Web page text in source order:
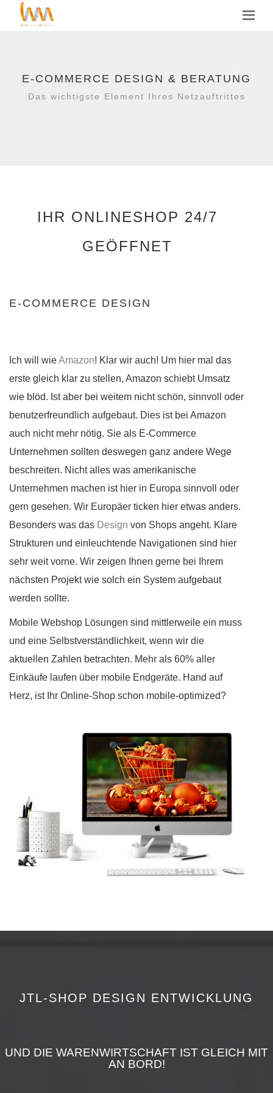
E-COMMERCE DESIGN & BERATUNG
Das wichtigste Element Ihres Netzauftrittes
IHR ONLINESHOP 24/7
GEÖFFNET
E-COMMERCE DESIGN
Ich will wieAmazon! Klar wir auch! Um hier mal das
erste gleich klar zu stellen, Amazon schiebt Umsatz
wie blöd. Ist aber bei weitem nicht schön, sinnvoll oder
benutzerfreundlich aufgebaut. Dies ist bei Amazon
auch nicht mehr nötig. Sie als E-Commerce
Unternehmen sollten deswegen ganz andere Wege
beschreiten. Nicht alles was amerikanische
Unternehmen machen ist hier in Europa sinnvoll oder
gern gesehen. Wir Europäer ticken hier etwas anders.
Besonders was das Design von Shops angeht. Klare
Strukturen und einleuchtende Navigationen sind hier
sehr weit vorne. Wir zeigen Ihnen gerne bei Ihrem
nächsten Projekt wie solch ein System aufgebaut
werden sollte.
Mobile Webshop Lösungen sind mittlerweile ein muss
und eine Selbstverständlichkeit, wenn wir die
aktuellen Zahlen betrachten. Mehr als 60% aller
Einkäufe laufen über mobile Endgeräte. Hand auf
Herz, ist Ihr Online-Shop schon mobile-optimized?
JTL-SHOP DESIGN ENTWICKLUNG
UND DIE WARENWIRTSCHAFT IST GLEICH MIT
AN BORD!